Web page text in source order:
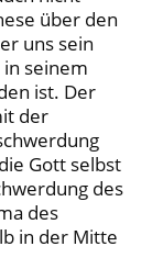
über den
uns sein
seinem
ist. Der
der
Gott selbst
des
des
in der Mitte